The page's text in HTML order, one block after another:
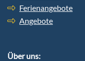
Ferienangebote
Angebote
Über uns: